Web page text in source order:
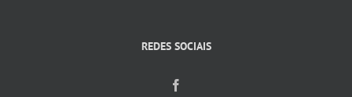
REDES SOCIAIS